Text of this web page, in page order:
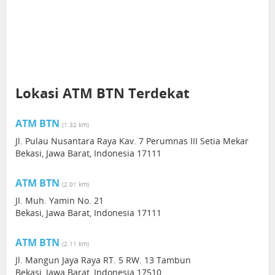
Lokasi ATM BTN Terdekat
ATM BTN (1.32 km)
Jl. Pulau Nusantara Raya Kav. 7 Perumnas III Setia Mekar
Bekasi, Jawa Barat, Indonesia 17111
ATM BTN (2.01 km)
Jl. Muh. Yamin No. 21
Bekasi, Jawa Barat, Indonesia 17111
ATM BTN (2.11 km)
Jl. Mangun Jaya Raya RT. 5 RW. 13 Tambun
Bekasi, Jawa Barat, Indonesia 17510